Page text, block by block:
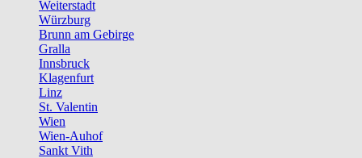
Weiterstadt
Würzburg
Brunn am Gebirge
Gralla
Innsbruck
Klagenfurt
Linz
St. Valentin
Wien
Wien-Auhof
Sankt Vith